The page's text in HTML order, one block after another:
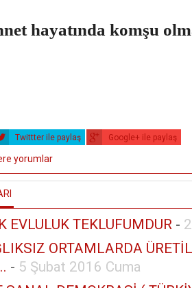
hayatında komşu
Twittter ile paylaş Google+ ile paylaş
yorumlar
EVLULUK TEKLUFUMDUR -
ORTAMLARDA
- 5 Şubat 2016 Cuma